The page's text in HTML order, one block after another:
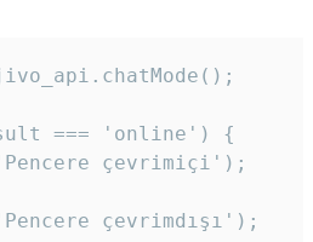
=== 'online') {
çevrimiçi');
çevrimdışı');